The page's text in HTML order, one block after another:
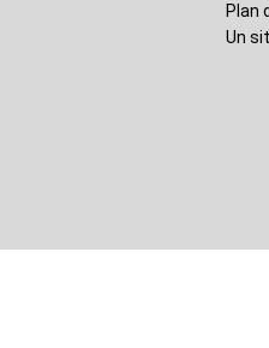
Plan
Un